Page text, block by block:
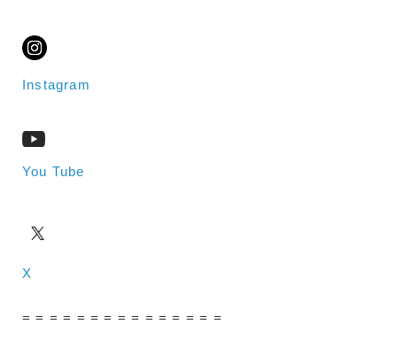
Instagram
You Tube
X
= = = = = = = = = = = = = = =